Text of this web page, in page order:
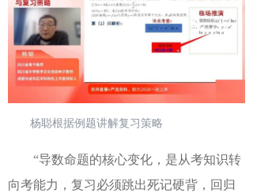
杨聪根据例题讲解复习策略
“导数命题的核心变化，是从考知识转
向考能力， 复习必须跳出死记硬背，回归